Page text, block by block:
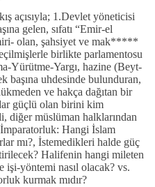
açısıyla; 1.Devlet yöneticisi
gelen, sıfatı “Emir-el
olan, şahsiyet ve mak*****
birlikte parlamentosu
Yürütme-Yargı, hazine (Beyt-
başına uhdesinde bulunduran,
ve hakça dağıtan bir
güçlü olan birini kim
diğer müslüman halklarından
Hangi İslam
mı?, İstemedikleri halde güç
Halifenin hangi mileten
işi-yöntemi nasıl olacak? vs.
kurmak mıdır?